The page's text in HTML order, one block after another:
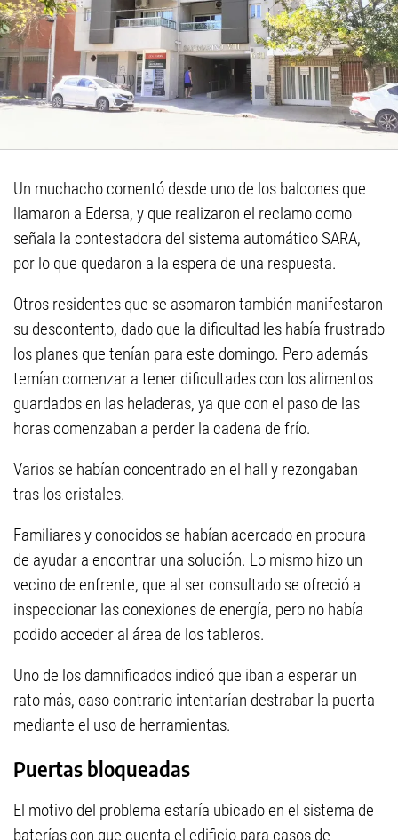
Un muchacho comentó desde uno de los balcones que
llamaron a Edersa, y que realizaron el reclamo como
señala la contestadora del sistema automático SARA,
por lo que quedaron a la espera de una respuesta.
Otros residentes que se asomaron también manifestaron
su descontento, dado que la dificultad les había frustrado
los planes que tenían para este domingo. Pero además
temían comenzar a tener dificultades con los alimentos
guardados en las heladeras, ya que con el paso de las
horas comenzaban a perder la cadena de frío.
Varios se habían concentrado en el hall y rezongaban
tras los cristales.
Familiares y conocidos se habían acercado en procura
de ayudar a encontrar una solución. Lo mismo hizo un
vecino de enfrente, que al ser consultado se ofreció a
inspeccionar las conexiones de energía, pero no había
podido acceder al área de los tableros.
Uno de los damnificados indicó que iban a esperar un
rato más, caso contrario intentarían destrabar la puerta
mediante el uso de herramientas.
Puertas bloqueadas
El motivo del problema estaría ubicado en el sistema de
baterías con que cuenta el edificio para casos de